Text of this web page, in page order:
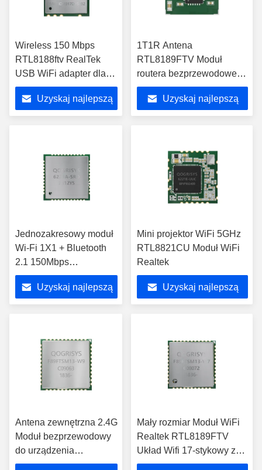
Wireless 150 Mbps
RTL8188ftv RealTek
USB WiFi adapter dla
kamery IP
Uzyskaj najlepszą
1T1R Antena
RTL8189FTV Moduł
routera bezprzewodowego
150Mb/s
Uzyskaj najlepszą
Jednozakresowy moduł
Wi-Fi 1X1 + Bluetooth
2.1 150Mbps
RTL8723DS Realtek
WiFi dla STB
Uzyskaj najlepszą
Mini projektor WiFi 5GHz
RTL8821CU Moduł WiFi
Realtek
Uzyskaj najlepszą
Antena zewnętrzna 2.4G
Moduł bezprzewodowy
do urządzenia
mobilnego
Mały rozmiar Moduł WiFi
Realtek RTL8189FTV
Układ Wifi 17-stykowy z
anteną RF